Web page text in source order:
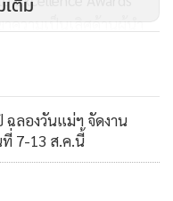
าความเป็นเลิศด้านผู้นำ
คว้ารางวัลดีเด่นสาขา
ลิศด้านการจัดการ
คคล จาก THAILAND
EXCELLENCE
ติม
ฉลองวันแม่ฯ จัดงาน
ที่ 7-13 ส.ค.นี้